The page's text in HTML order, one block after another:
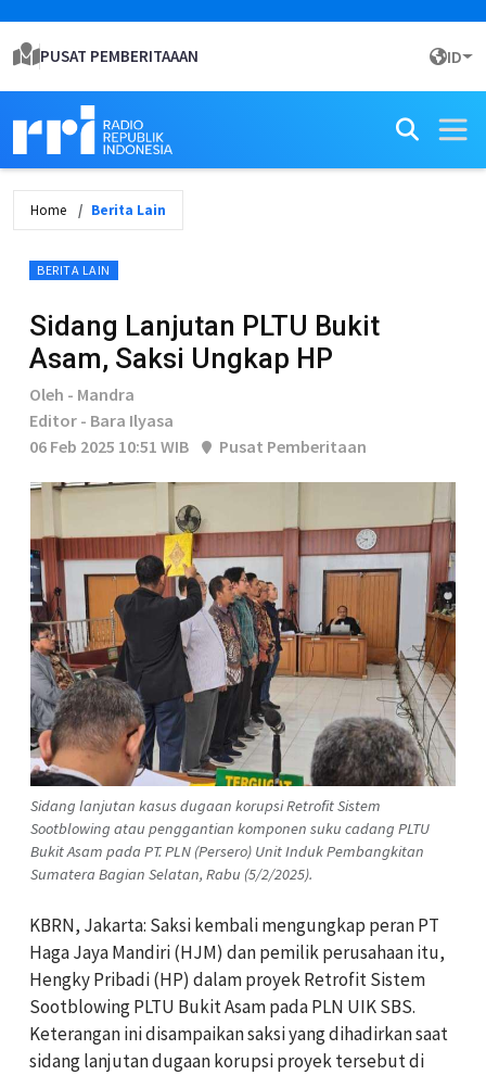
PUSAT PEMBERITAAAN ID
Home Berita Lain
BERITA LAIN
Sidang Lanjutan PLTU Bukit
Asam, Saksi Ungkap HP
Oleh - Mandra
Editor - Bara Ilyasa
06 Feb 2025 10:51 WIB
Pusat Pemberitaan
Sidang lanjutan kasus dugaan korupsi Retrofit Sistem
Sootblowing atau penggantian komponen suku cadang PLTU
Bukit Asam pada PT. PLN (Persero) Unit Induk Pembangkitan
Sumatera Bagian Selatan, Rabu (5/2/2025).
KBRN, Jakarta: Saksi kembali mengungkap peran PT
Haga Jaya Mandiri (HJM) dan pemilik perusahaan itu,
Hengky Pribadi (HP) dalam proyek Retrofit Sistem
Sootblowing PLTU Bukit Asam pada PLN UIK SBS.
Keterangan ini disampaikan saksi yang dihadirkan saat
sidang lanjutan dugaan korupsi proyek tersebut di